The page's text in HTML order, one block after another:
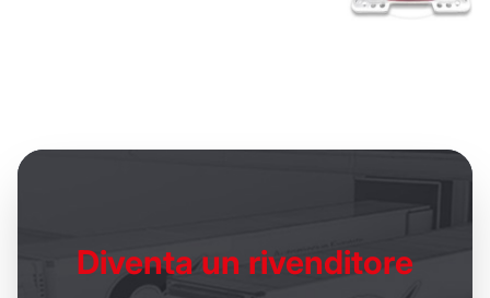
Diventa un rivenditore